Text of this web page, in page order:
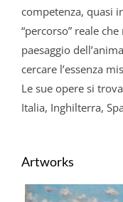
competenza, quasi
“percorso” reale
paesaggio
cercare l’essenza
Le sue opere si
Italia, Inghilterra,
Artworks